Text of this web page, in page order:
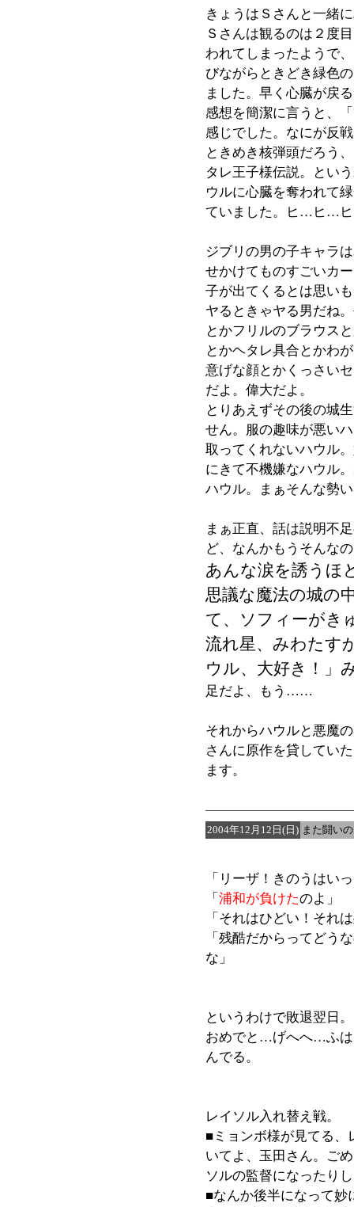
きょうはＳさんと一緒
Ｓさんは観るのは２度
われてしまったようで
びながらときどき緑色
ました。早く心臓が戻
感想を簡潔に言うと、
感じでした。なにが反
ときめき核弾頭だろう
タレ王子様伝説。とい
ウルに心臓を奪われて
ていました。ヒ…ヒ…
ジブリの男の子キャラ
せかけてものすごいカ
子が出てくるとは思い
ヤるときゃヤる男だね
とかフリルのブラウス
とかヘタレ具合とかわ
意げな顔とかくっさい
だよ。偉大だよ。
とりあえずその後の城
せん。服の趣味が悪い
取ってくれないハウル
にきて不機嫌なハウル
ハウル。まぁそんな勢
まぁ正直、話は説明不
ど、なんかもうそんな
あんな涙を誘うほ
思議な魔法の城の
て、ソフィーがき
流れ星、みわたす
ウル、大好き！」
足だよ、もう……
それからハウルと悪魔
さんに原作を貸してい
ます。
2004年12月12日(日) また闘い
「リーザ！きのうはい
「 浦和が負けたのよ」
「それはひどい！それ
「残酷だからってどう
な」
というわけで敗退翌日
おめでと…げへへ…ふ
んでる。
レイソル入れ替え戦。
■ミョンボ様が見てる、
いてよ、玉田さん。ご
ソルの監督になったり
■なんか後半になって妙